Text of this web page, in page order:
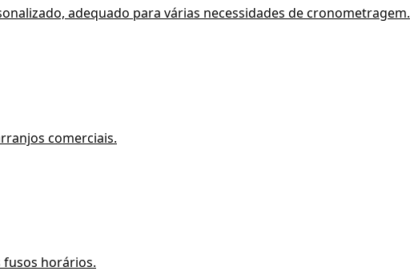
adequado para várias necessidades de cronometragem.
comerciais.
fusos horários.